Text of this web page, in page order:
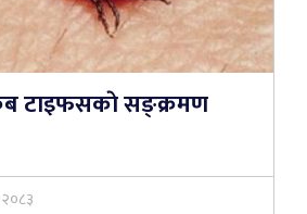
टाइफसकाे सङ्क्रमण
२०८३